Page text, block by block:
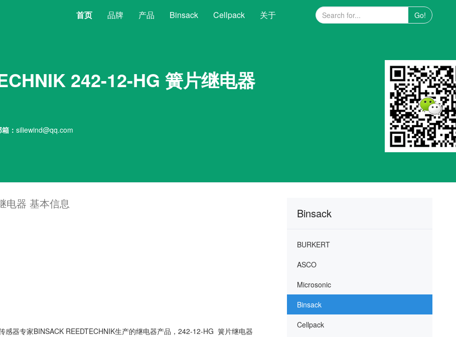
首页(current)
品牌 产品 Binsack Cellpack 关于 Go!
242-12-HG 簧片继电器
： siliewind@qq.com
电器 基本信息
器专家BINSACK REEDTECHNIK生产的继电器产品，242-12-HG 簧片继电器
Binsack
BURKERT
ASCO
Microsonic
Binsack
Cellpack